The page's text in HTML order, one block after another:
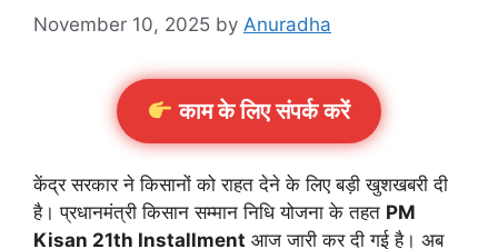
November 10, 2025 by Anuradha
काम के लिए संपर्क करें
केंद्र सरकार ने किसानों को राहत देने के लिए बड़ी खुशखबरी दी
है। प्रधानमंत्री किसान सम्मान निधि योजना के तहत PM
Kisan 21th Installment आज जारी कर दी गई है। अब